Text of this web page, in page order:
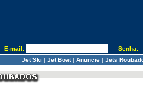
E-mail:
Senha:
Jet Ski | Jet Boat| Anuncie| Jets